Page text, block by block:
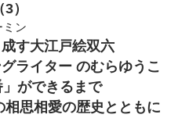
）
ミン
す大江戸絵双六
ライター のむらゆうこ
ができるまで
思相愛の歴史とともに